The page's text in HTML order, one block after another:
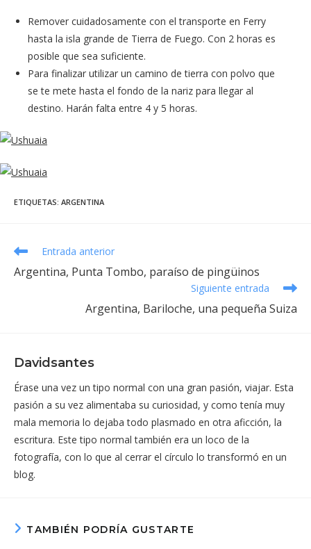
Remover cuidadosamente con el transporte en Ferry
hasta la isla grande de Tierra de Fuego. Con 2 horas es
posible que sea suficiente.
Para finalizar utilizar un camino de tierra con polvo que
se te mete hasta el fondo de la nariz para llegar al
destino. Harán falta entre 4 y 5 horas.
ETIQUETAS: ARGENTINA
Leer
artículos
Entrada anterior
Argentina, Punta Tombo, paraíso de pingüinos
Siguiente entrada
Argentina, Bariloche, una pequeña Suiza
Davidsantes
Érase una vez un tipo normal con una gran pasión, viajar. Esta
pasión a su vez alimentaba su curiosidad, y como tenía muy
mala memoria lo dejaba todo plasmado en otra aficción, la
escritura. Este tipo normal también era un loco de la
fotografía, con lo que al cerrar el círculo lo transformó en un
blog.
TAMBIÉN PODRÍA GUSTARTE